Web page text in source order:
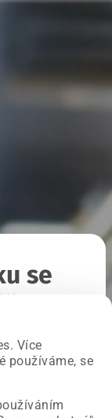
Více
používáme, se
se
stránku.